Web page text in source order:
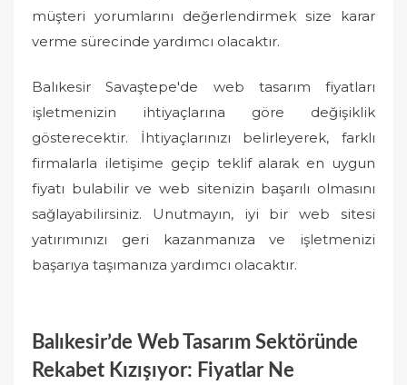
müşteri yorumlarını değerlendirmek size karar
verme sürecinde yardımcı olacaktır.
Balıkesir Savaştepe'de web tasarım fiyatları
işletmenizin ihtiyaçlarına göre değişiklik
gösterecektir. İhtiyaçlarınızı belirleyerek, farklı
firmalarla iletişime geçip teklif alarak en uygun
fiyatı bulabilir ve web sitenizin başarılı olmasını
sağlayabilirsiniz. Unutmayın, iyi bir web sitesi
yatırımınızı geri kazanmanıza ve işletmenizi
başarıya taşımanıza yardımcı olacaktır.
Balıkesir’de Web Tasarım Sektöründe
Rekabet Kızışıyor: Fiyatlar Ne